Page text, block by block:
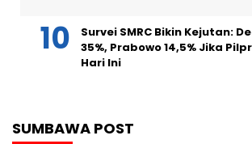
Survei SMRC Bikin Kejutan:
35%, Prabowo 14,5% Jika
Hari Ini
SUMBAWA POST